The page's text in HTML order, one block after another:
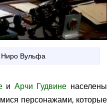
Ниро Вульфа
и Арчи Гудвине населены
персонажами, которые